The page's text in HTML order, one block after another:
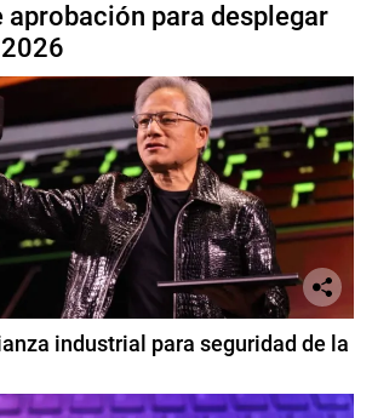
aprobación para desplegar
industrial para seguridad de la